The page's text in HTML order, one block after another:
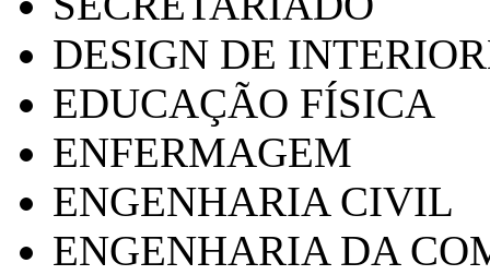
DESIGN DE
EDUCAÇÃO FÍSICA
ENFERMAGEM
ENGENHARIA CIVIL
ENGENHARIA DA